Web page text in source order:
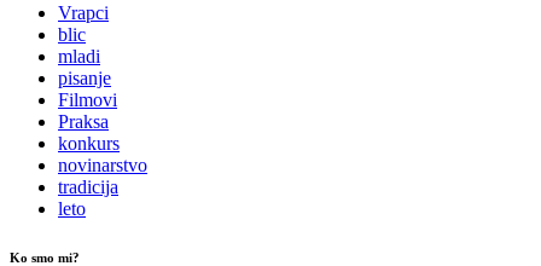
Vrapci
blic
mladi
pisanje
Filmovi
Praksa
konkurs
novinarstvo
tradicija
leto
Ko smo mi?